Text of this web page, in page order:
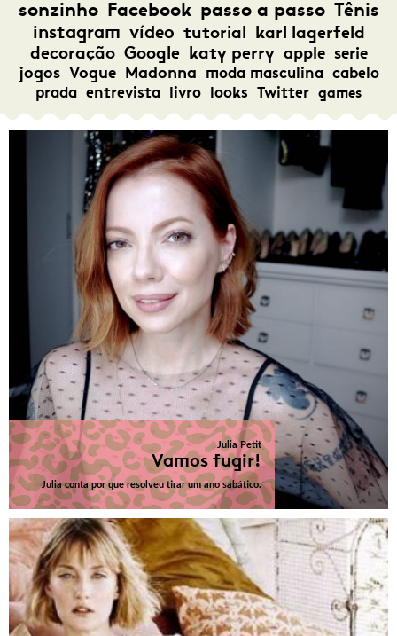
sonzinho Facebook passo a passo Tênis
instagram vídeo tutorial karl lagerfeld
decoração Google katy perry apple serie
jogos Vogue Madonna moda masculina cabelo
prada entrevista livro looks Twitter games
Julia Petit
Vamos fugir!
Julia conta por que resolveu tirar um ano sabático.